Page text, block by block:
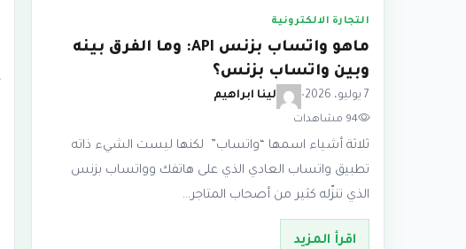
التجارة الالكترونية
ماهو واتساب بزنس API: وما الفرق بينه
وبين واتساب بزنس؟
7 يوليو، 2026 •
لينا ابراهيم
94 مشاهدات
ثلاثة أشياء اسمها “واتساب” لكنها ليست الشيء ذاته
تطبيق واتساب العادي الذي على هاتفك وواتساب بزنس
الذي تنزّله كثير من أصحاب المتاجر…
اقرأ المزيد